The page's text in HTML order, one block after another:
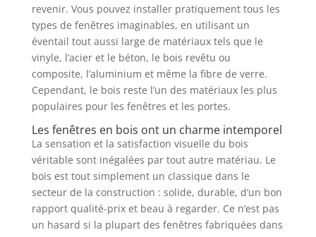
revenir. Vous pouvez installer pratiquement tous les
types de fenêtres imaginables, en utilisant un
éventail tout aussi large de matériaux tels que le
vinyle, l’acier et le béton, le bois revêtu ou
composite, l’aluminium et même la fibre de verre.
Cependant, le bois reste l’un des matériaux les plus
populaires pour les fenêtres et les portes.
Les fenêtres en bois ont un charme intemporel
La sensation et la satisfaction visuelle du bois
véritable sont inégalées par tout autre matériau. Le
bois est tout simplement un classique dans le
secteur de la construction : solide, durable, d’un bon
rapport qualité-prix et beau à regarder. Ce n’est pas
un hasard si la plupart des fenêtres fabriquées dans